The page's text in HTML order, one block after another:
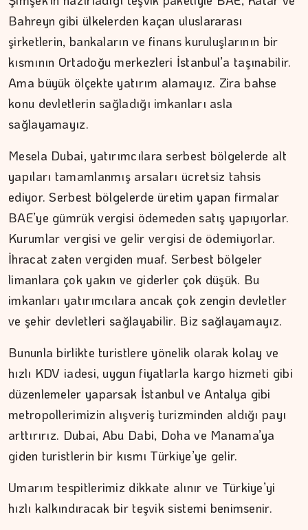
Bahreyn gibi ülkelerden kaçan uluslararası
şirketlerin, bankaların ve finans kuruluşlarının bir
kısmının Ortadoğu merkezleri İstanbul’a taşınabilir.
Ama büyük ölçekte yatırım alamayız. Zira bahse
konu devletlerin sağladığı imkanları asla
sağlayamayız.
Mesela Dubai, yatırımcılara serbest bölgelerde alt
yapıları tamamlanmış arsaları ücretsiz tahsis
ediyor. Serbest bölgelerde üretim yapan firmalar
BAE’ye gümrük vergisi ödemeden satış yapıyorlar.
Kurumlar vergisi ve gelir vergisi de ödemiyorlar.
İhracat zaten vergiden muaf. Serbest bölgeler
limanlara çok yakın ve giderler çok düşük. Bu
imkanları yatırımcılara ancak çok zengin devletler
ve şehir devletleri sağlayabilir. Biz sağlayamayız.
Bununla birlikte turistlere yönelik olarak kolay ve
hızlı KDV iadesi, uygun fiyatlarla kargo hizmeti gibi
düzenlemeler yaparsak İstanbul ve Antalya gibi
metropollerimizin alışveriş turizminden aldığı payı
arttırırız. Dubai, Abu Dabi, Doha ve Manama’ya
giden turistlerin bir kısmı Türkiye’ye gelir.
Umarım tespitlerimiz dikkate alınır ve Türkiye’yi
hızlı kalkındıracak bir teşvik sistemi benimsenir.
Kitap kafenin rafları arasında…
MURAT DOĞAN